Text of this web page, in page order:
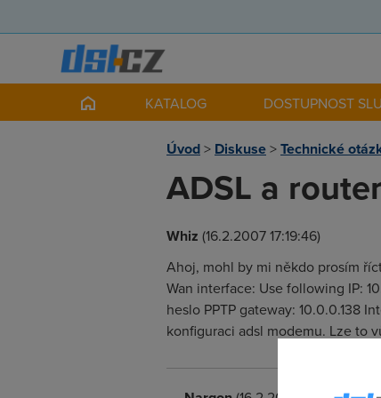
KATALOG DOSTUPNOST
Úvod> Diskuse>Technické
ADSL a
Whiz (16.2.2007 17:19:46)
Ahoj, mohl by mi někdo prosím
Wan interface: Use following IP:
heslo PPTP gateway: 10.0.0.138
konfiguraci adsl modemu. Lze to